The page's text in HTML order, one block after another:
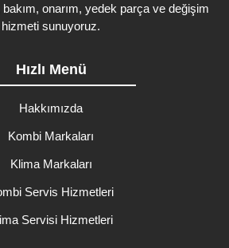
onarım, yedek parça ve değişim
hizmeti sunuyoruz.
Hızlı Menü
Hakkımızda
Kombi Markaları
Klima Markaları
Servis Hizmetleri
Servisi Hizmetleri